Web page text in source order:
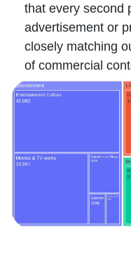
that every second
advertisement or
closely matching
of commercial